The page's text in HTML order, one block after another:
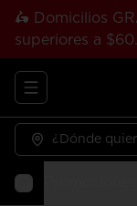
🛵 Domicilios
superiores a
Abrir menu de
¿Dónde